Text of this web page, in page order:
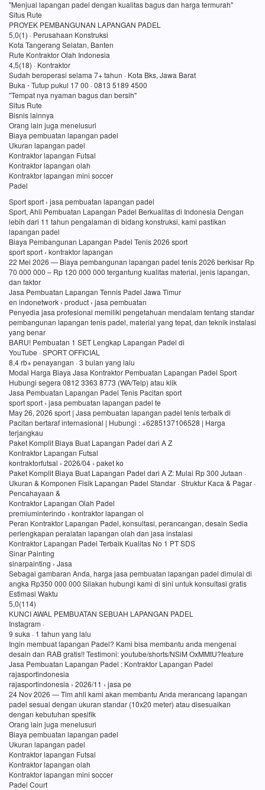
"Menjual lapangan padel dengan kualitas bagus dan harga termurah"
Situs Rute
PROYEK PEMBANGUNAN LAPANGAN PADEL
5,0(1) · Perusahaan Konstruksi
Kota Tangerang Selatan, Banten
Rute Kontraktor Olah Indonesia
4,5(18) · Kontraktor
Sudah beroperasi selama 7+ tahun · Kota Bks, Jawa Barat
Buka ⋅ Tutup pukul 17 00 · 0813 5189 4500
"Tempat nya nyaman bagus dan bersih"
Situs Rute
Bisnis lainnya
Orang lain juga menelusuri
Biaya pembuatan lapangan padel
Ukuran lapangan padel
Kontraktor lapangan Futsal
Kontraktor lapangan olah
Kontraktor lapangan mini soccer
Padel
Sport sport › jasa pembuatan lapangan padel
Sport, Ahli Pembuatan Lapangan Padel Berkualitas di Indonesia Dengan
lebih dari 11 tahun pengalaman di bidang konstruksi, kami pastikan
lapangan padel
Biaya Pembangunan Lapangan Padel Tenis 2026 sport
sport sport › kontraktor lapangan
22 Mei 2026 — Biaya pembangunan lapangan padel tenis 2026 berkisar Rp
70 000 000 – Rp 120 000 000 tergantung kualitas material, jenis lapangan,
dan faktor
Jasa Pembuatan Lapangan Tennis Padel Jawa Timur
en indonetwork › product › jasa pembuatan
Penyedia jasa profesional memiliki pengetahuan mendalam tentang standar
pembangunan lapangan tenis padel, material yang tepat, dan teknik instalasi
yang benar
BARU! Pembuatan 1 SET Lengkap Lapangan Padel di
YouTube · SPORT OFFICIAL
8,4 rb+ penayangan · 3 bulan yang lalu
Modal Harga Biaya Jasa Kontraktor Pembuatan Lapangan Padel Sport
Hubungi segera 0812 3363 8773 (WA/Telp) atau klik
Jasa Pembuatan Lapangan Padel Tenis Pacitan sport
sport sport › jasa pembuatan lapangan padel te
May 26, 2026 sport | Jasa pembuatan lapangan padel tenis terbaik di
Pacitan bertaraf internasional | Hubungi : +6285137106528 | Harga
terjangkau
Paket Komplit Biaya Buat Lapangan Padel dari A Z
Kontraktor Lapangan Futsal
kontraktorfutsal › 2026/04 › paket ko
Paket Komplit Biaya Buat Lapangan Padel dari A Z: Mulai Rp 300 Jutaan ·
Ukuran & Komponen Fisik Lapangan Padel Standar · Struktur Kaca & Pagar ·
Pencahayaan &
Kontraktor Lapangan Olah Padel
premiuminterindo › kontraktor lapangan ol
Peran Kontraktor Lapangan Padel, konsultasi, perancangan, desain Sedia
perlengkapan peralatan lapangan olah dan jasa instalasi
Kontraktor Lapangan Padel Terbaik Kualitas No 1 PT SDS
Sinar Painting
sinarpainting › Jasa
Sebagai gambaran Anda, harga jasa pembuatan lapangan padel dimulai di
angka Rp350 000 000 Silakan hubungi kami di sini untuk konsultasi gratis
Estimasi Waktu
5,0(114)
KUNCI AWAL PEMBUATAN SEBUAH LAPANGAN PADEL
Instagram ·
9 suka · 1 tahun yang lalu
Ingin membuat lapangan Padel? Kami bisa membantu anda mengenai
desain dan RAB gratis!! Testimoni: youtube/shorts/NSiM OxMMtU?feature
Jasa Pembuatan Lapangan Padel : Kontraktor Lapangan Padel
rajasportindonesia
rajasportindonesia › 2026/11 › jasa pe
24 Nov 2026 — Tim ahli kami akan membantu Anda merancang lapangan
padel sesuai dengan ukuran standar (10x20 meter) atau disesuaikan
dengan kebutuhan spesifik
Orang lain juga menelusuri
Biaya pembuatan lapangan padel
Ukuran lapangan padel
Kontraktor lapangan Futsal
Kontraktor lapangan olah
Kontraktor lapangan mini soccer
Padel Court